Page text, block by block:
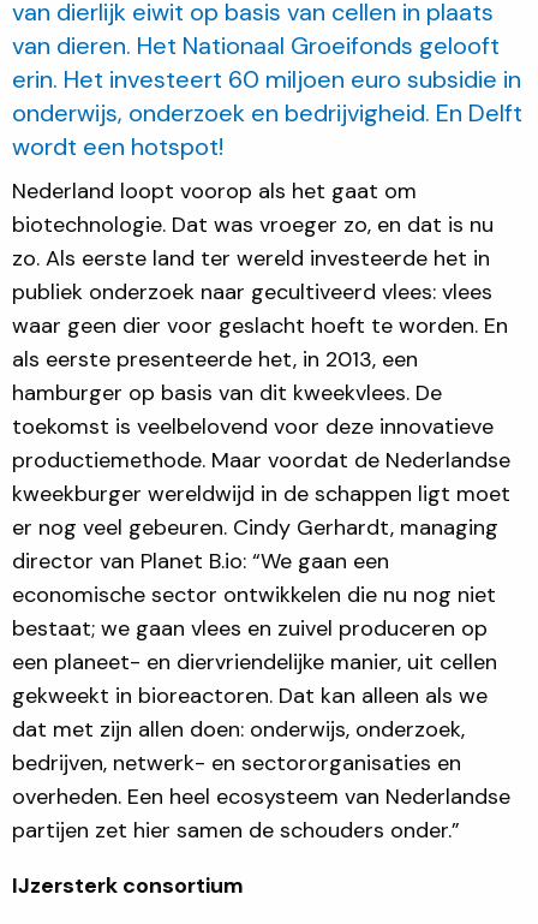
van dierlijk eiwit op basis van cellen in plaats
van dieren. Het Nationaal Groeifonds gelooft
erin. Het investeert 60 miljoen euro subsidie in
onderwijs, onderzoek en bedrijvigheid. En Delft
wordt een hotspot!
Nederland loopt voorop als het gaat om
biotechnologie. Dat was vroeger zo, en dat is nu
zo. Als eerste land ter wereld investeerde het in
publiek onderzoek naar gecultiveerd vlees: vlees
waar geen dier voor geslacht hoeft te worden. En
als eerste presenteerde het, in 2013, een
hamburger op basis van dit kweekvlees. De
toekomst is veelbelovend voor deze innovatieve
productiemethode. Maar voordat de Nederlandse
kweekburger wereldwijd in de schappen ligt moet
er nog veel gebeuren. Cindy Gerhardt, managing
director van Planet B.io: “We gaan een
economische sector ontwikkelen die nu nog niet
bestaat; we gaan vlees en zuivel produceren op
een planeet- en diervriendelijke manier, uit cellen
gekweekt in bioreactoren. Dat kan alleen als we
dat met zijn allen doen: onderwijs, onderzoek,
bedrijven, netwerk- en sectororganisaties en
overheden. Een heel ecosysteem van Nederlandse
partijen zet hier samen de schouders onder.”
IJzersterk consortium